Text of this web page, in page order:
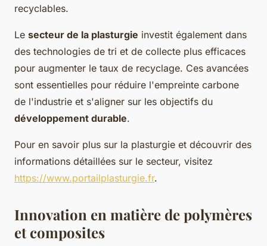
recyclables.
Le secteur de la plasturgie investit également dans
des technologies de tri et de collecte plus efficaces
pour augmenter le taux de recyclage. Ces avancées
sont essentielles pour réduire l'empreinte carbone
de l'industrie et s'aligner sur les objectifs du
développement durable.
Pour en savoir plus sur la plasturgie et découvrir des
informations détaillées sur le secteur, visitez
https://www.portailplasturgie.fr.
Innovation en matière de polymères
et composites